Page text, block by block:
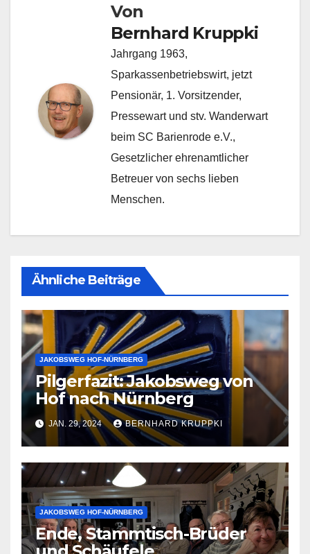
Von
Bernhard Kruppki
Jahrgang 1963,
Sparkassenbetriebswirt, jetzt
Pensionär, 1. Vorsitzender,
Pressewart und stv. Wanderwart
beim SC Barienrode e.V.,
Gesetzlicher ehrenamtlicher
Betreuer von sechs lieben
Menschen.
Ähnliche Beiträge
JAKOBSWEG HOF-NÜRNBERG
Pilgerfazit: Jakobsweg von
Hof nach Nürnberg
JAN. 29, 2024 BERNHARD KRUPPKI
JAKOBSWEG HOF-NÜRNBERG
Ende, Stammtisch-Brüder